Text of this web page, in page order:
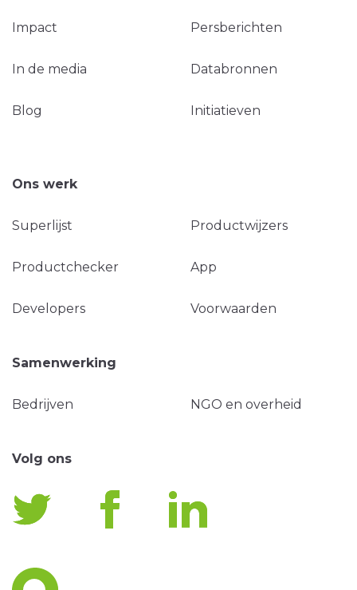
Impact Persberichten
In de media Databronnen
Blog Initiatieven
Ons werk
Superlijst Productwijzers
Productchecker App
Developers Voorwaarden
Samenwerking
Bedrijven NGO en overheid
Volg ons